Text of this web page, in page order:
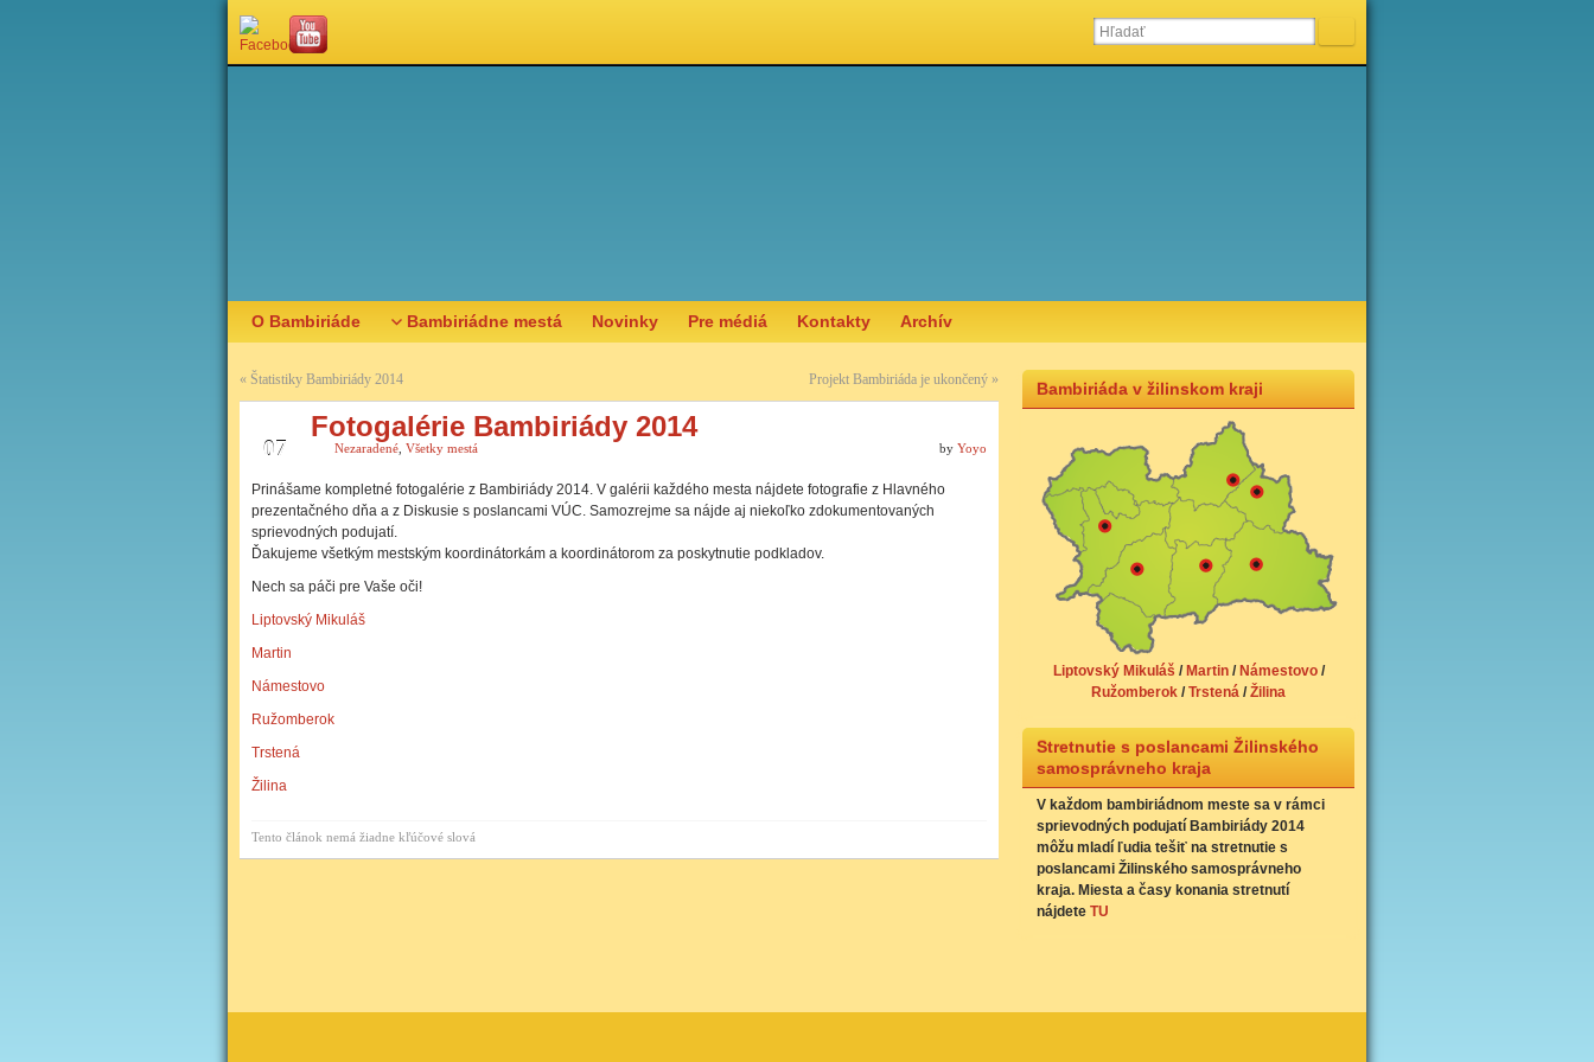
O Bambiriáde Bambiriádne mestá Novinky Pre médiá Kontakty Archív
« Štatistiky Bambiriády 2014 Projekt Bambiriáda je ukončený »
07
Fotogalérie Bambiriády 2014
Nezaradené Všetky mestá by Yoyo
Prinášame kompletné fotogalérie z Bambiriády 2014. V galérii každého mesta nájdete fotografie z Hlavného
prezentačného dňa a z Diskusie s poslancami VÚC. Samozrejme sa nájde aj niekoľko zdokumentovaných
sprievodných podujatí.
Ďakujeme všetkým mestským koordinátorkám a koordinátorom za poskytnutie podkladov.
Nech sa páči pre Vaše oči!
Liptovský Mikuláš
Martin
Námestovo
Ružomberok
Trstená
Žilina
Tento článok nemá žiadne kľúčové slová
Bambiriáda v žilinskom kraji
Liptovský Mikuláš / Martin/ Námestovo/
Ružomberok /Trstená /Žilina
Stretnutie s poslancami Žilinského
samosprávneho kraja
V každom bambiriádnom meste sa v rámci
sprievodných podujatí Bambiriády 2014
môžu mladí ľudia tešiť na stretnutie s
poslancami Žilinského samosprávneho
kraja. Miesta a časy konania stretnutí
nájdete TU